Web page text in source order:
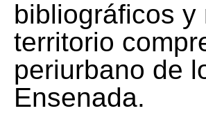
bibliográficos
territorio
periurbano de
Ensenada.